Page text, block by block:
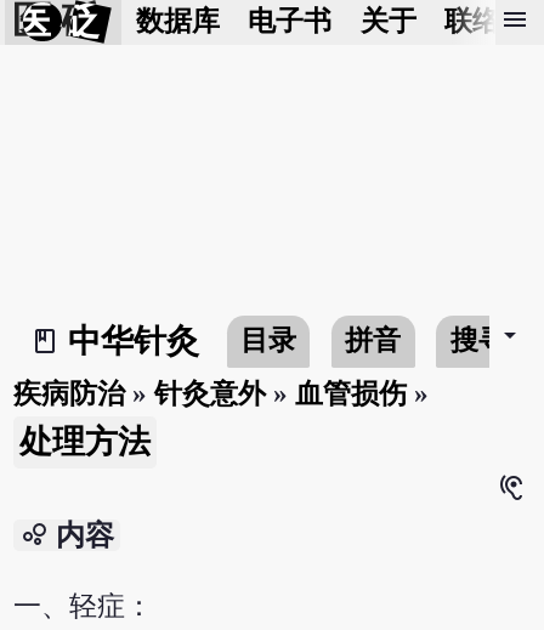
医 砭 数据库 电子书 关于 联络我
menu
book_2
中华针灸 目录 拼音 搜寻arrow_drop_down
疾病防治»针灸意外» 血管损伤»
处理方法
hearing
bubble_chart 内容
一、轻症：